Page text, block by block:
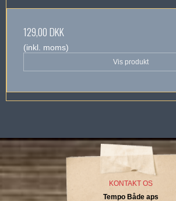
129,00 DKK
(inkl. moms)
Vis produkt
KONTAKT OS
Tempo Både aps